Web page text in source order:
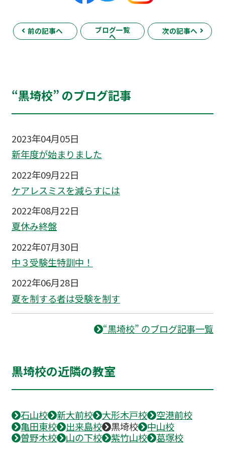
前の記事へ ブログ一覧
へ
次の記事へ
“黒埼校” のブログ記事
2023年04月05日
新年度が始まりました
2022年09月22日
ケアレスミスを減らすには
2022年08月22日
夏休み終盤
2022年07月30日
中３受験生特訓中！
2022年06月28日
夏を制する者は受験を制す
“黒埼校” のブログ記事一覧
黒埼校の近隣の教室
石山校 新大前校 大形木戸校
空港前校
亀田東校
出来島校 黒埼校
中山校
曽野木校
山の下校 紫竹山校 葛塚校